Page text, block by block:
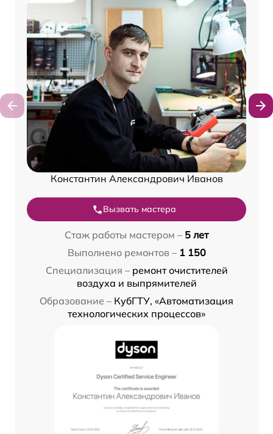
Константин Александрович Иванов
Вызвать мастера
Стаж работы мастером – 5 лет
Выполнено ремонтов – 1 150
Специализация – ремонт очистителей
воздуха и выпрямителей
Образование – КубГТУ, «Автоматизация
технологических процессов»